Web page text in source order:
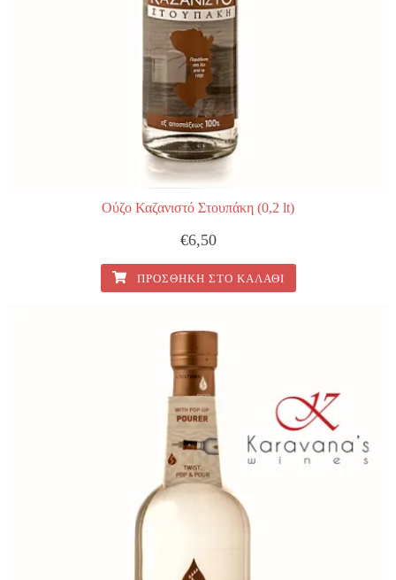
Ούζο Καζανιστό Στουπάκη (0,2 lt)
€6,50
ΠΡΟΣΘΉΚΗ ΣΤΟ ΚΑΛΆΘΙ